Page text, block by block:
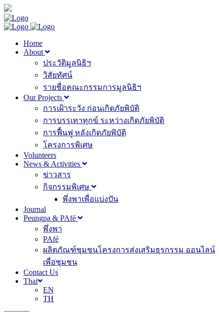
Home
About
ประวัติมูลนิธิฯ
วิสัยทัศน์
รายชื่อคณะกรรมการมูลนิธิฯ
Our Projects
การเฝ้าระวัง ก่อนเกิดภัยพิบัติ
การบรรเทาทุกข์ ระหว่างเกิดภัยพิบัติ
การฟื้นฟู หลังเกิดภัยพิบัติ
โครงการพิเศษ
Volunteers
News & Activities
ข่าวสาร
กิจกรรมพิเศษ
พึ่งพาเพื่อแบ่งปัน
Journal
Peungpa & PAfé
พึ่งพา
PAfé
ผลิตภัณฑ์ชุมชนโครงการส่งเสริมธุรกรรม ออนไลน์
เพื่อชุมชน
Contact Us
Thai
EN
TH